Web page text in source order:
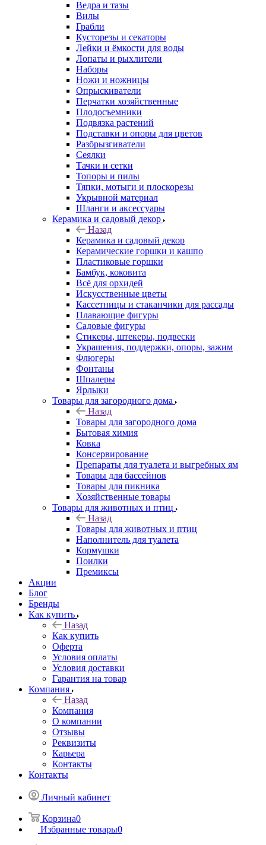
Ведра и тазы
Вилы
Грабли
Кусторезы и секаторы
Лейки и ёмкости для воды
Лопаты и рыхлители
Наборы
Ножи и ножницы
Опрыскиватели
Перчатки хозяйственные
Плодосъемники
Подвязка растений
Подставки и опоры для цветов
Разбрызгиватели
Сеялки
Тачки и сетки
Топоры и пилы
Тяпки, мотыги и плоскорезы
Укрывной материал
Шланги и аксессуары
Керамика и садовый декор
Назад
Керамика и садовый декор
Керамические горшки и кашпо
Пластиковые горшки
Бамбук, коковита
Всё для орхидей
Искусственные цветы
Кассетницы и стаканчики для рассады
Плавающие фигуры
Садовые фигуры
Стикеры, штекеры, подвески
Украшения, поддержки, опоры, зажим
Флюгеры
Фонтаны
Шпалеры
Ярлыки
Товары для загородного дома
Назад
Товары для загородного дома
Бытовая химия
Ковка
Консервирование
Препараты для туалета и выгребных ям
Товары для бассейнов
Товары для пикника
Хозяйственные товары
Товары для животных и птиц
Назад
Товары для животных и птиц
Наполнитель для туалета
Кормушки
Поилки
Премиксы
Акции
Блог
Бренды
Как купить
Назад
Как купить
Оферта
Условия оплаты
Условия доставки
Гарантия на товар
Компания
Назад
Компания
О компании
Отзывы
Реквизиты
Карьера
Контакты
Контакты
Личный кабинет
Корзина0
Избранные товары0